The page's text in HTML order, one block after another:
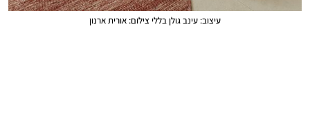
עיצוב: עינב גולן בללי צילום: אורית ארנון